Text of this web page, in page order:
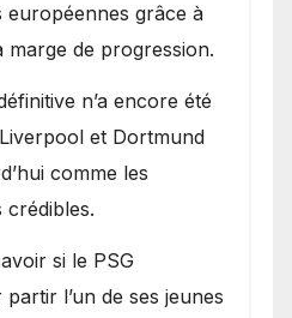
européennes grâce à
marge de progression.
n’a encore été
et Dortmund
comme les
crédibles.
si le PSG
l’un de ses jeunes